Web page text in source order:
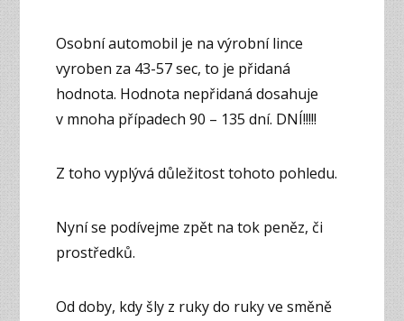
Osobní automobil je na výrobní lince
vyroben za 43-57 sec, to je přidaná
hodnota. Hodnota nepřidaná dosahuje
v mnoha případech 90 – 135 dní. DNÍ!!!!!
Z toho vyplývá důležitost tohoto pohledu.
Nyní se podívejme zpět na tok peněz, či
prostředků.
Od doby, kdy šly z ruky do ruky ve směně